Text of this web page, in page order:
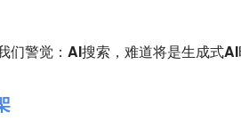
们警觉：AI搜索，难道将是生成式